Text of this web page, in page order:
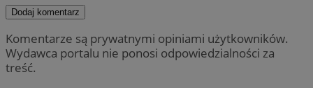
Dodaj komentarz
Komentarze są prywatnymi opiniami użytkowników.
Wydawca portalu nie ponosi odpowiedzialności za
treść.